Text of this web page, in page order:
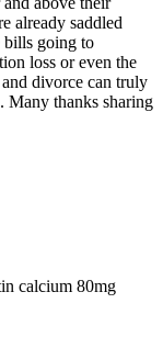
already saddled
bills going to
loss or even the
divorce can truly
Many thanks sharing
calcium 80mg